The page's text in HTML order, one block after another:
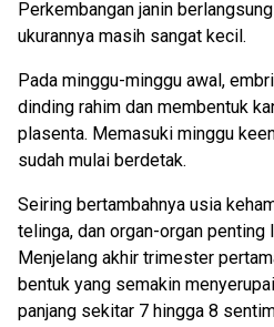
Perkembangan janin
ukurannya masih sangat kecil.
Pada minggu-minggu awal,
dinding rahim dan membentuk
plasenta. Memasuki minggu
sudah mulai berdetak.
Seiring bertambahnya usia
telinga, dan organ-organ penting
Menjelang akhir trimester
bentuk yang semakin
panjang sekitar 7 hingga 8